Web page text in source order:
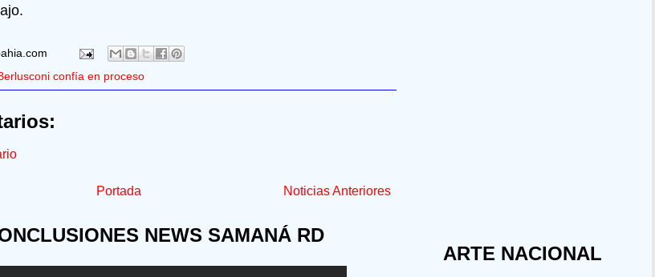
confía en proceso
Noticias Anteriores
Portada
NEWS SAMANÁ RD
ARTE NACIONAL